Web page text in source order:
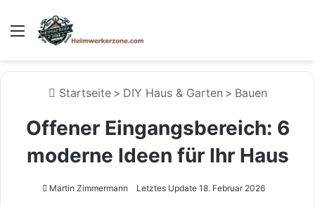
Menü
Startseite > DIY Haus & Garten > Bauen
Offener Eingangsbereich: 6
moderne Ideen für Ihr Haus
Martin Zimmermann Letztes Update 18. Februar 2026